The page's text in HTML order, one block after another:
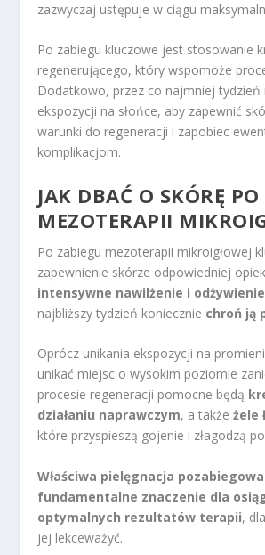
zazwyczaj ustępuje w ciągu
Po zabiegu kluczowe jest stosowanie
regenerującego, który wspomoże
Dodatkowo, przez co najmniej tydzień
ekspozycji na słońce, aby zapewnić
warunki do regeneracji i zapobiec
komplikacjom.
JAK DBAĆ O SKÓRĘ
MEZOTERAPII
Po zabiegu mezoterapii mikroigłowej
zapewnienie skórze odpowiedniej
intensywne nawilżenie i
najbliższy tydzień koniecznie chroń ją
Oprócz unikania ekspozycji na
unikać miejsc o wysokim poziomie
procesie regeneracji pomocne będą
działaniu naprawczym, a takżeżele
które przyspieszą gojenie i złagodzą
Właściwa pielęgnacja
fundamentalne znaczenie dla
optymalnych rezultatów terapii,
jej lekceważyć.